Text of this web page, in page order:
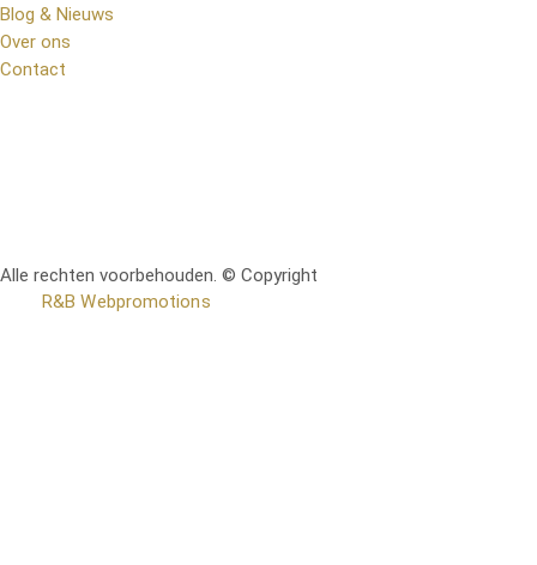
Blog & Nieuws
Over ons
Contact
Alle rechten voorbehouden. © Copyright
R&B Webpromotions